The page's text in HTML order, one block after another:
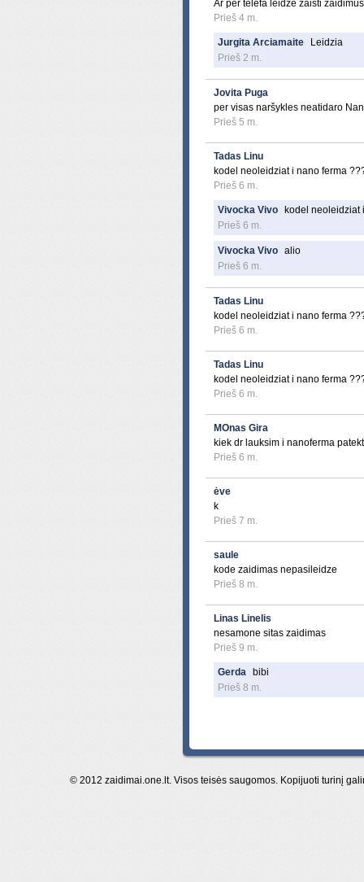
Ar per telefa leidze zaisti zaidimus
Prieš 4 m.
Jurgita Arciamaite
Leidzia
Prieš 2 m.
Jovita Puga
per visas naršykles neatidaro
Prieš 5 m.
Tadas Linu
kodel neoleidziat i nano ferma
Prieš 6 m.
Vivocka Vivo
kodel neoleidziat
Prieš 6 m.
Vivocka Vivo alio
Prieš 6 m.
Tadas Linu
kodel neoleidziat i nano ferma
Prieš 6 m.
Tadas Linu
kodel neoleidziat i nano ferma
Prieš 6 m.
MOnas Gira
kiek dr lauksim i nanoferma patekt
Prieš 6 m.
ėve
k
Prieš 7 m.
saule
kode zaidimas nepasileidze
Prieš 8 m.
Linas Linelis
nesamone sitas zaidimas
Prieš 9 m.
Gerda
bibi
Prieš 8 m.
© 2012 zaidimai.one.lt. Visos teisės saugomos. Kopijuoti turinį